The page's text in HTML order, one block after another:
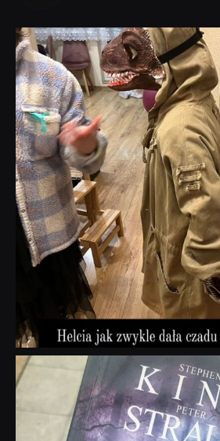
dobryhorror
Lis 1
dobryhorror
Wrz 23